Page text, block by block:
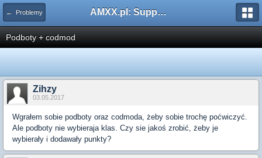
← Problemy AMXX.pl: Support AMX Mod X i SourceMod
Podboty + codmod
Zihzy
03.05.2017
Wgrałem sobie podboty oraz codmoda, żeby sobie trochę poćwiczyć.
Ale podboty nie wybieraja klas. Czy sie jakoś zrobić, żeby je
wybierały i dodawały punkty?